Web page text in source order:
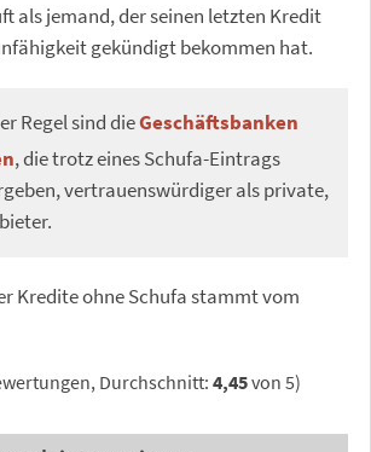
als jemand, der seinen letzten Kredit
gekündigt bekommen hat.
Regel sind dieGeschäftsbanken
, die trotz eines Schufa-Eintrags
vertrauenswürdiger als private,
Kredite ohne Schufa stammt vom
Durchschnitt: 4,45von 5)